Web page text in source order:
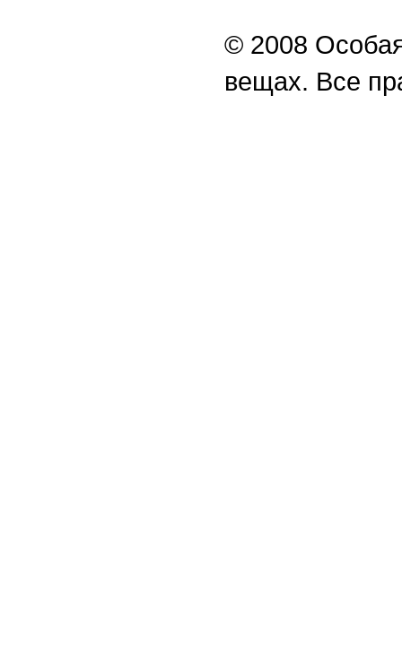
© 2008
вещах. Все